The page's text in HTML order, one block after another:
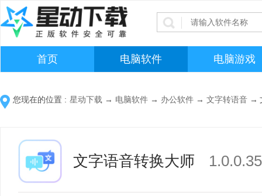
首页 电脑软件 电脑游戏
您现在的位置 : 星动下载 → 电脑软件 → 办公软件 → 文字转语音 →
文字语音转换大师